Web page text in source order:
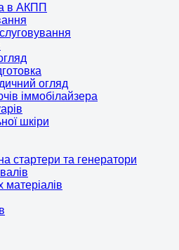
в АКПП
огляд
іммобілайзера
шкіри
стартери та генератори